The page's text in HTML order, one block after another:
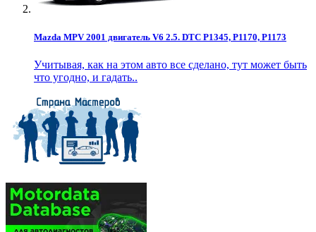
Mazda MPV 2001 двигатель V6 2.5. DTC P1345, P1170, P1173
Учитывая, как на этом авто все сделано, тут может быть
что угодно, и гадать..